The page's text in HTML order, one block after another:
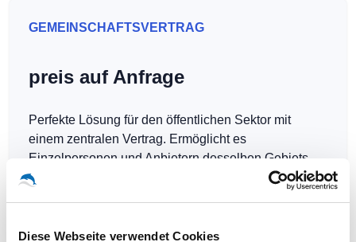
Diese Webseite verwendet Cookies
GEMEINSCHAFTSVERTRAG
preis auf Anfrage
Perfekte Lösung für den öffentlichen Sektor mit
einem zentralen Vertrag. Ermöglicht es
Einzelpersonen und Anbietern desselben Gebiets,
Hotspots kostenlos zu betreiben.